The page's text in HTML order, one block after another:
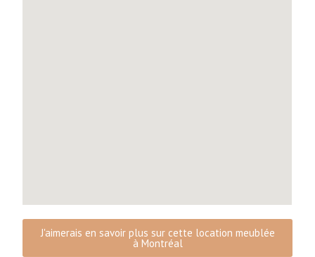
J'aimerais en savoir plus sur cette location meublée
à Montréal